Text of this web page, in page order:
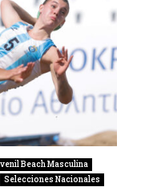
Beach Masculina
Selecciones Nacionales